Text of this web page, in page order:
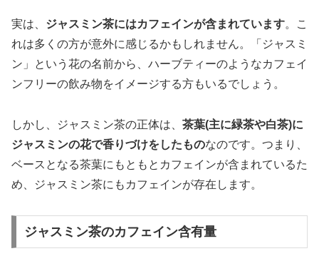
実は、 ジャスミン茶にはカフェインが含まれています。こ
れは多くの方が意外に感じるかもしれません。「ジャスミ
ン」という花の名前から、ハーブティーのようなカフェイ
ンフリーの飲み物をイメージする方もいるでしょう。
しかし、ジャスミン茶の正体は、 茶葉(主に緑茶や白茶)に
ジャスミンの花で香りづけをしたものなのです。つまり、
ベースとなる茶葉にもともとカフェインが含まれているた
め、ジャスミン茶にもカフェインが存在します。
ジャスミン茶のカフェイン含有量